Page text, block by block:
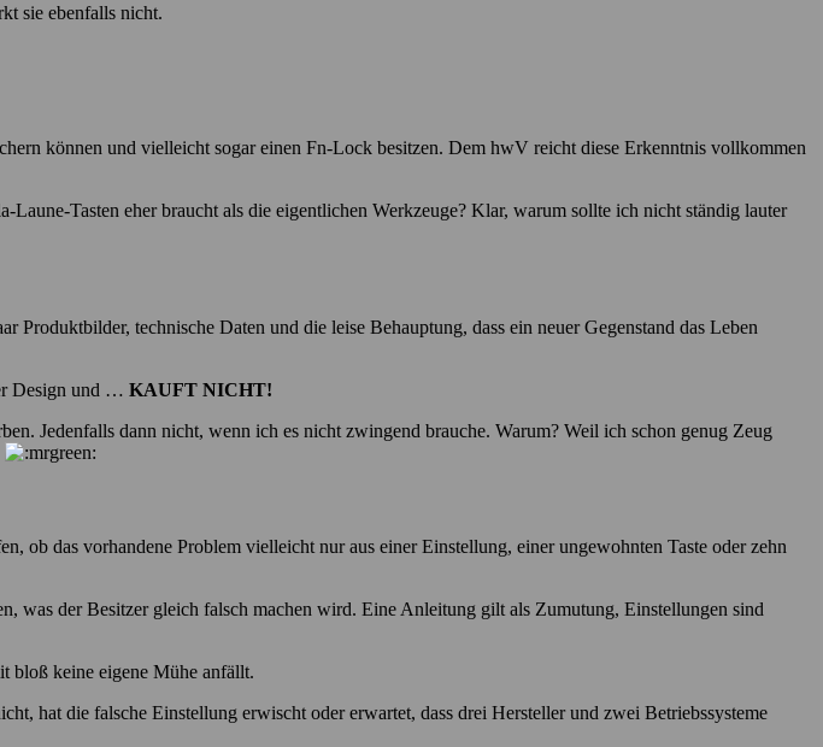
sie ebenfalls nicht.
können und vielleicht sogar einen Fn-Lock besitzen. Dem hwV reicht diese Erkenntnis vollkommen
Tasten eher braucht als die eigentlichen Werkzeuge? Klar, warum sollte ich nicht ständig lauter
technische Daten und die leise Behauptung, dass ein neuer Gegenstand das Leben
Design und … KAUFT NICHT!
Jedenfalls dann nicht, wenn ich es nicht zwingend brauche. Warum? Weil ich schon genug Zeug
ob das vorhandene Problem vielleicht nur aus einer Einstellung, einer ungewohnten Taste oder zehn
was der Besitzer gleich falsch machen wird. Eine Anleitung gilt als Zumutung, Einstellungen sind
bloß keine eigene Mühe anfällt.
hat die falsche Einstellung erwischt oder erwartet, dass drei Hersteller und zwei Betriebssysteme